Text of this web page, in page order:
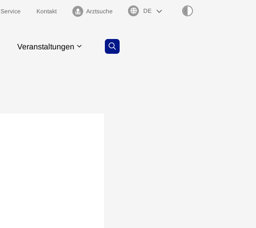
Service Kontakt Arztsuche Sprachauswahl
Veranstaltungen